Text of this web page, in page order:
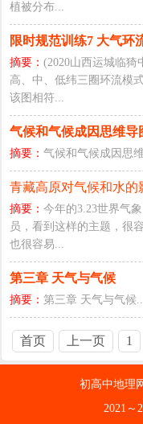
植被分布...
限时规范训练7 大气环
摘要：(2020山西运城临
高、中、低纬三圈环流模
该图相符...
气候和气候成因思维导
摘要：气候和气候成因思
青藏高原对气候和水的
摘要：今年的3.23世界气
员，看到这样的主题，很
也很容易...
第三章 天气与气候
摘要：第三章 天气与气候
首页 上一页 1
末页
初高中地理
2021～